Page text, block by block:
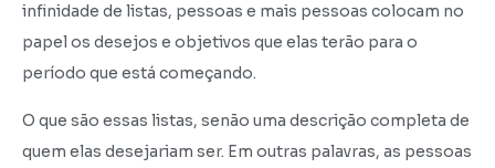
infinidade de listas, pessoas e mais pessoas colocam no
papel os desejos e objetivos que elas terão para o
período que está começando.
O que são essas listas, senão uma descrição completa de
quem elas desejariam ser. Em outras palavras, as pessoas